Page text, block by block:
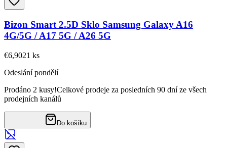
Bizon Smart 2.5D Sklo Samsung Galaxy A16
4G/5G / A17 5G / A26 5G
€6,9021 ks
Odeslání pondělí
Prodáno 2 kusy!Celkové prodeje za posledních 90 dní ze všech
prodejních kanálů
Do košíku